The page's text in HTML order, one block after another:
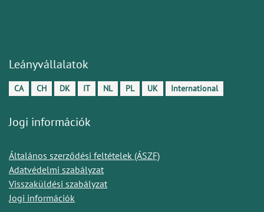
Leányvállalatok
CA CH DK IT NL PL UK International
Jogi információk
Általános szerződési feltételek (ÁSZF)
Adatvédelmi szabályzat
Visszaküldési szabályzat
Jogi információk